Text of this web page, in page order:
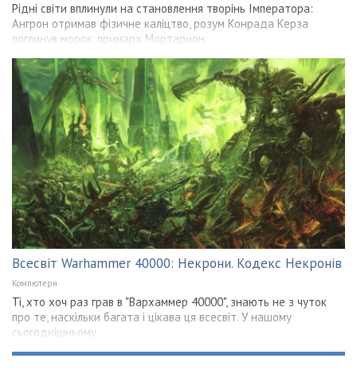
Рідні світи вплинули на становлення творінь Імператора:
Ангрон отримав фізичне каліцтво, розум Конрада Керза
поглинув морок, примарх Мортарион
Всесвіт Warhammer 40000: Некрони. Кодекс Некронів
Компютери
Ті, хто хоч раз грав в "Вархаммер 40000", знають не з чуток
про те, наскільки багата і цікава ця всесвіт. У нашому
сьогоднішньому